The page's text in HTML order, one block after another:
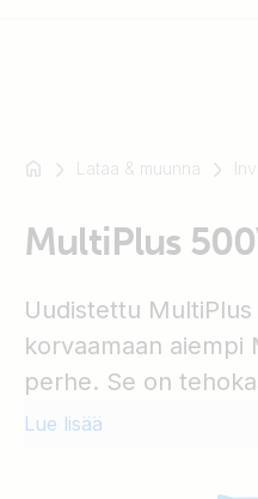
Esimerkki:
Multiplus-
Orion
SmartShunt
Lataa & muunna
MultiPlus
Uudistettu
korvaamaan aiempi
perhe. Se on
siniaaltomuotoista
sisältää
Lue lisää